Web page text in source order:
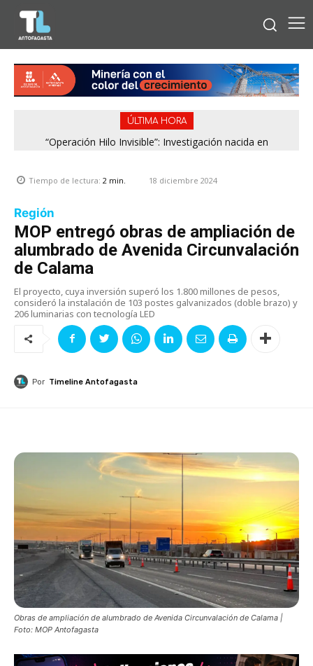
ÚLTIMA HORA
“Operación Hilo Invisible”: Investigación nacida en
Tiempo de lectura: 2 min. 18 diciembre 2024
Región
MOP entregó obras de ampliación de
alumbrado de Avenida Circunvalación
de Calama
El proyecto, cuya inversión superó los 1.800 millones de pesos,
consideró la instalación de 103 postes galvanizados (doble brazo) y
206 luminarias con tecnología LED
Por Timeline Antofagasta
Obras de ampliación de alumbrado de Avenida Circunvalación de Calama |
Foto: MOP Antofagasta